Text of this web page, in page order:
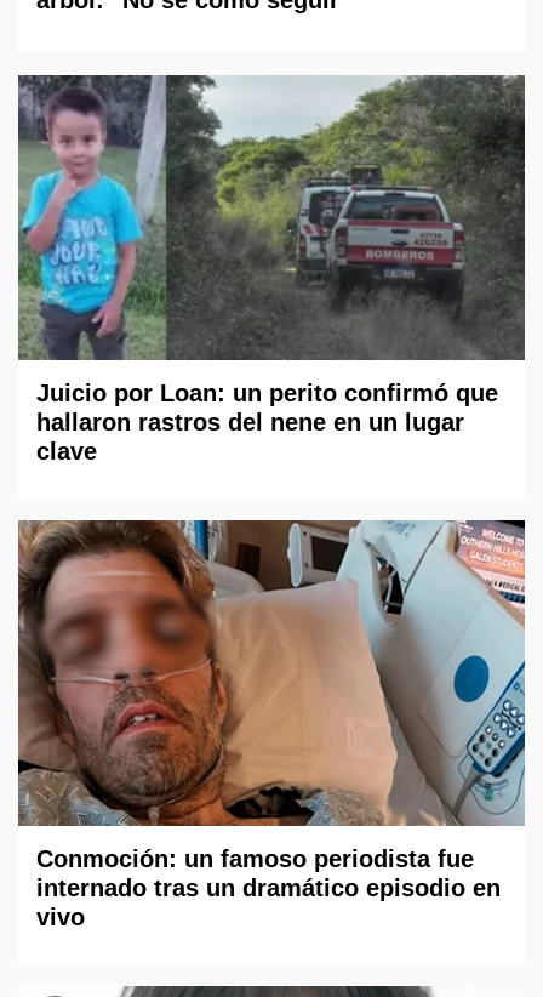
Juicio por Loan: un perito confirmó que
hallaron rastros del nene en un lugar
clave
Conmoción: un famoso periodista fue
internado tras un dramático episodio en
vivo